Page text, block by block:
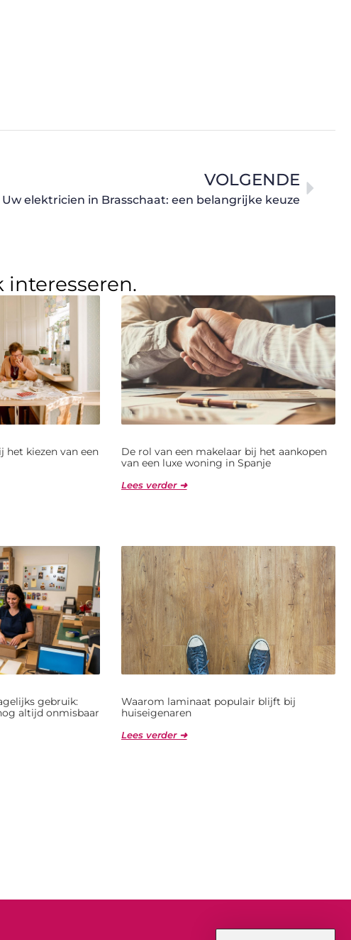
VOLGENDE
Uw elektricien in Brasschaat: een belangrijke keuze
het kiezen van een
De rol van een makelaar bij het aankopen
van een luxe woning in Spanje
Lees verder ➜
gebruik:
altijd onmisbaar
Waarom laminaat populair blijft bij
huiseigenaren
Lees verder ➜